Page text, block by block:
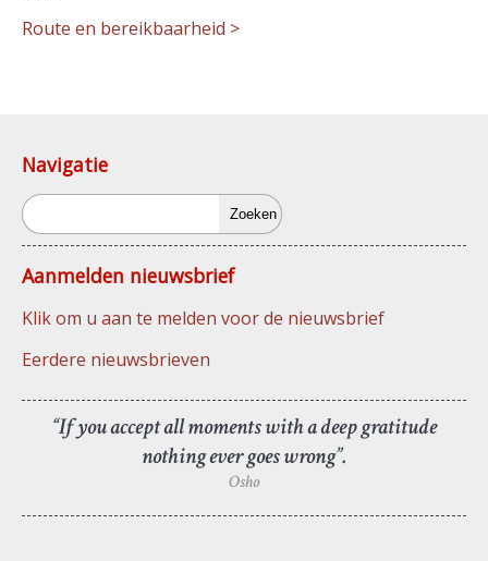
Route en bereikbaarheid >
Navigatie
Zoeken
Aanmelden nieuwsbrief
Klik om u aan te melden voor de nieuwsbrief
Eerdere nieuwsbrieven
“If you accept all moments with a deep gratitude
nothing ever goes wrong”.
Osho